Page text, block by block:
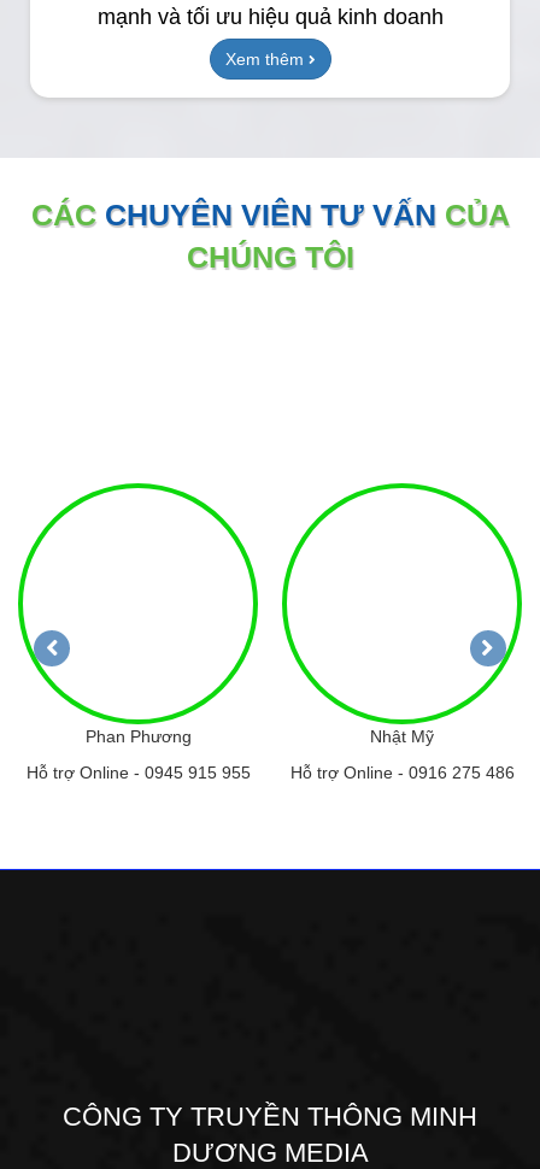
mạnh và tối ưu hiệu quả kinh doanh
Xem thêm
CÁC CHUYÊN VIÊN TƯ VẤN CỦA
CHÚNG TÔI
Phan Phương
Hỗ trợ Online - 0945 915 955
Nhật Mỹ
Hỗ trợ Online - 0916 275 486
CÔNG TY TRUYỀN THÔNG MINH
DƯƠNG MEDIA